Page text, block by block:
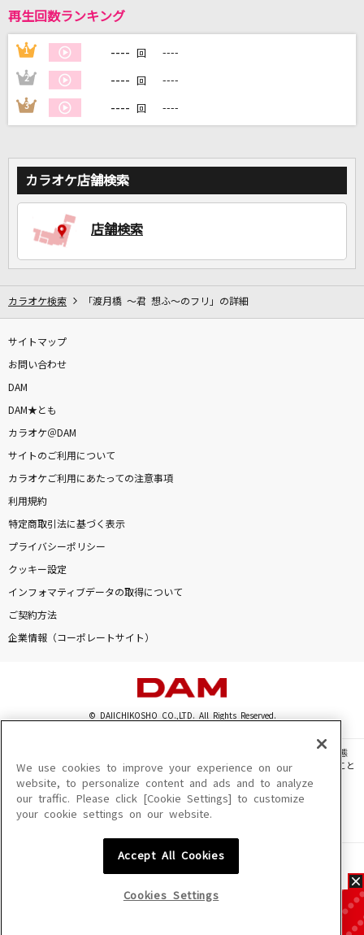
ンドラ(CV.佳原萌枝)・アドマイヤグルーヴ(CV.鈴木日菜)・ラッキーライ
ラック(CV.中島由貴)・ラヴズオンリーユー(CV.久保田未夢)・ステイゴー
ルド(CV.松田颯水)
ドラえもんのうた(ドラえもんアニメバージョン)
山野さと子、(台詞)大山のぶ代
DAMの新曲・ランキングなど
カラオケ最新情報をチェック！
DAMに会員登録・ログインして
カラオケをもっと楽しもう！
再生回数ランキング
1 ---- 回 ----
2 ---- 回 ----
3 ---- 回 ----
カラオケ店舗検索
店舗検索
カラオケ検索 「渡月橋 ～君 想ふ～のフリ」の詳細
サイトマップ
お問い合わせ
DAM
DAM★とも
カラオケ＠DAM
サイトのご利用について
カラオケご利用にあたっての注意事項
利用規約
特定商取引法に基づく表示
プライバシーポリシー
クッキー設定
インフォマティブデータの取得について
ご契約方法
企業情報（コーポレートサイト）
© DAIICHIKOSHO CO.,LTD. All Rights Reserved.
このサイトに掲載されている一切の文章・画像・写真・動画・音声等を、手段や形態
を問わず、著作権法の定める範囲を超えて無断で複製、転載、ファイル化などすること
を禁じます。
楽曲及びコンテンツは、機種によりご利用いただけない場合があります。
楽曲及びコンテンツの配信日、配信内容が変更になる場合があります。
We use cookies to improve your experience on our
website, to personalize content and ads and to analyze
our traffic. Please click [Cookie Settings] to customize
your cookie settings on our website.
Accept All Cookies
Cookies Settings